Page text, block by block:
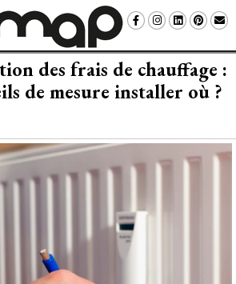
des frais de chauffage :
de mesure installer où ?